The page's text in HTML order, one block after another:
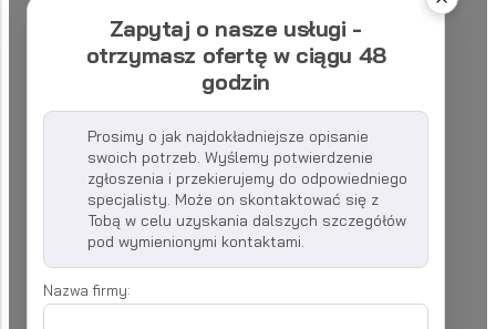
Zapytaj o nasze usługi -
otrzymasz ofertę w ciągu 48
godzin
Prosimy o jak najdokładniejsze opisanie
swoich potrzeb. Wyślemy potwierdzenie
zgłoszenia i przekierujemy do odpowiedniego
specjalisty. Może on skontaktować się z
Tobą w celu uzyskania dalszych szczegółów
pod wymienionymi kontaktami.
Nazwa firmy: